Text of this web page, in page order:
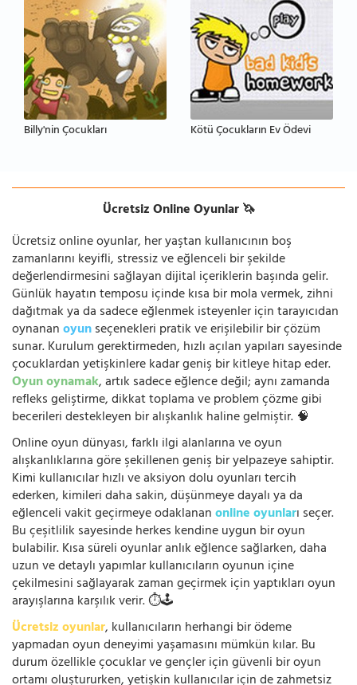
Billy'nin Çocukları Kötü Çocukların Ev Ödevi
Ücretsiz Online Oyunlar 🦄
Ücretsiz online oyunlar, her yaştan kullanıcının boş
zamanlarını keyifli, stressiz ve eğlenceli bir şekilde
değerlendirmesini sağlayan dijital içeriklerin başında gelir.
Günlük hayatın temposu içinde kısa bir mola vermek, zihni
dağıtmak ya da sadece eğlenmek isteyenler için tarayıcıdan
oynananoyunseçenekleri pratik ve erişilebilir bir çözüm
sunar. Kurulum gerektirmeden, hızlı açılan yapıları sayesinde
çocuklardan yetişkinlere kadar geniş bir kitleye hitap eder.
Oyun oynamak, artık sadece eğlence değil; aynı zamanda
refleks geliştirme, dikkat toplama ve problem çözme gibi
becerileri destekleyen bir alışkanlık haline gelmiştir. 🧠
Online oyun dünyası, farklı ilgi alanlarına ve oyun
alışkanlıklarına göre şekillenen geniş bir yelpazeye sahiptir.
Kimi kullanıcılar hızlı ve aksiyon dolu oyunları tercih
ederken, kimileri daha sakin, düşünmeye dayalı ya da
eğlenceli vakit geçirmeye odaklananonline oyunları seçer.
Bu çeşitlilik sayesinde herkes kendine uygun bir oyun
bulabilir. Kısa süreli oyunlar anlık eğlence sağlarken, daha
uzun ve detaylı yapımlar kullanıcıların oyunun içine
çekilmesini sağlayarak zaman geçirmek için yaptıkları oyun
arayışlarına karşılık verir. ⏱️🕹️
Ücretsiz oyunlar, kullanıcıların herhangi bir ödeme
yapmadan oyun deneyimi yaşamasını mümkün kılar. Bu
durum özellikle çocuklar ve gençler için güvenli bir oyun